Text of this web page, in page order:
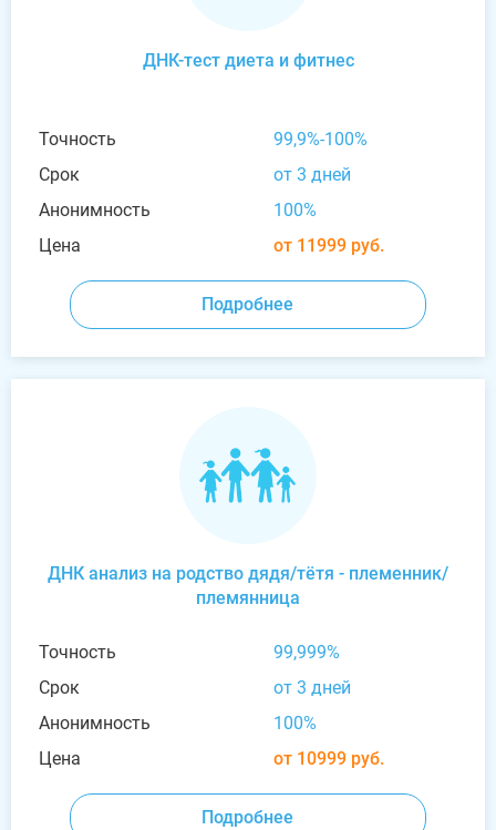
ДНК-тест диета и фитнес
Точность
99,9%-100%
Срок
от 3 дней
Анонимность
100%
Цена
от 11999 руб.
Подробнее
ДНК анализ на родство дядя/тётя - племенник/
племянница
Точность
99,999%
Срок
от 3 дней
Анонимность
100%
Цена
от 10999 руб.
Подробнее